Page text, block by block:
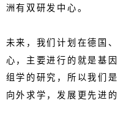
洲有双研发中心。
未来，我们计划在德国
心，主要进行的就是基
组学的研究，所以我们
向外求学，发展更先进的